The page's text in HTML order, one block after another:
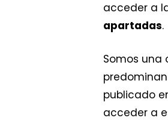
acceder a
apartadas.
Somos una
publicado
acceder a